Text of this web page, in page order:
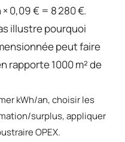
0,09 € = 8 280 €.
illustre pourquoi
peut faire
rapporte 1000 m² de
kWh/an, choisir les
surplus, appliquer
OPEX.